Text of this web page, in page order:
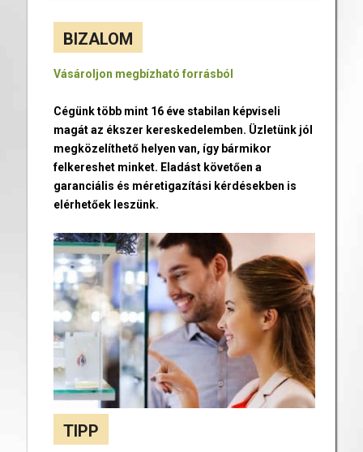
BIZALOM
Vásároljon megbízható forrásból
Cégünk több mint 16 éve stabilan képviseli
magát az ékszer kereskedelemben. Üzletünk jól
megközelíthető helyen van, így bármikor
felkereshet minket. Eladást követően a
garanciális és méretigazítási kérdésekben is
elérhetőek leszünk.
TIPP